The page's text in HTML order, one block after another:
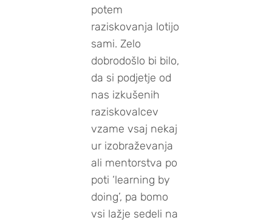
potem
raziskovanja lotijo
sami. Zelo
dobrodošlo bi bilo,
da si podjetje od
nas izkušenih
raziskovalcev
vzame vsaj nekaj
ur izobraževanja
ali mentorstva po
poti ‘learning by
doing’, pa bomo
vsi lažje sedeli na